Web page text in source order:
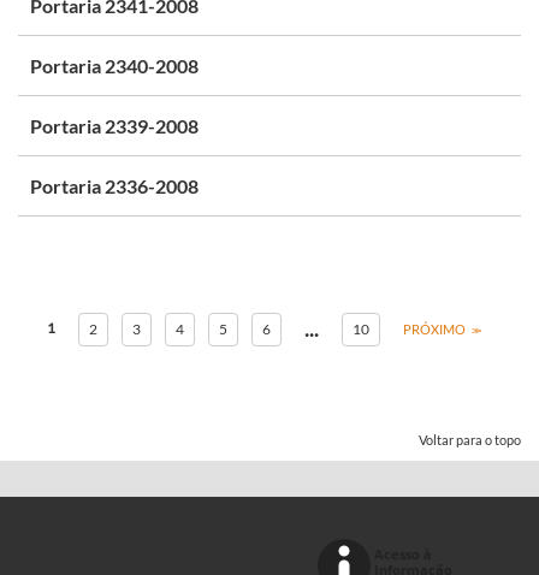
Portaria 2341-2008
Portaria 2340-2008
Portaria 2339-2008
Portaria 2336-2008
1 2 3 4 5 6 ... 10 PRÓXIMO
Voltar para o topo